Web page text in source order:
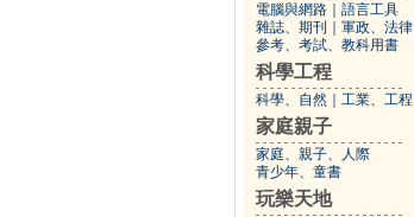
電腦與網路
語言工具
雜誌、期刊
軍政、法律
參考、考試、教科用書
科學工程
科學、自然 工業、工程
家庭親子
家庭、親子、人際
青少年、童書
玩樂天地